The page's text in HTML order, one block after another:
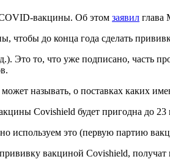
COVID-вакцины. Об этом заявил глава
чтобы до конца года сделать
Это то, что уже подписано, часть
называть, о поставках каких
Covishield будет пригодна до
используем это (первую партию
вакциной Covishield, получат